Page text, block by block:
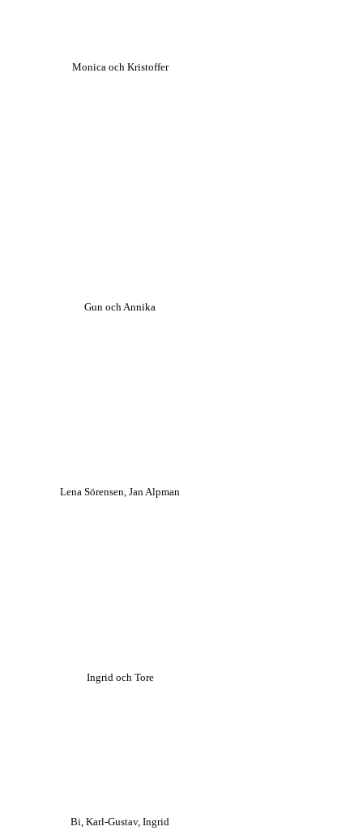
Monica och Kristoffer
Gun och Annika
Lena Sörensen, Jan Alpman
Ingrid och Tore
Bi, Karl-Gustav, Ingrid